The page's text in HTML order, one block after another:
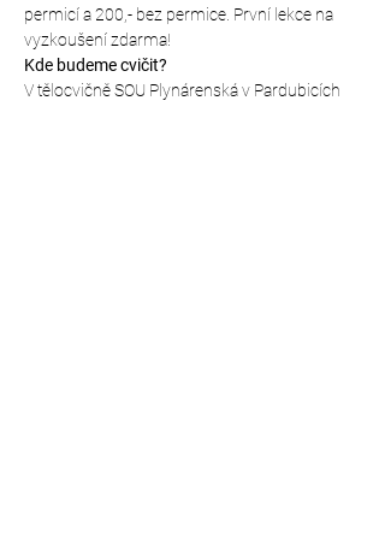
permicí a 200,- bez permice. První lekce na
vyzkoušení zdarma!
Kde budeme cvičit?
V tělocvičně SOU Plynárenská v Pardubicích